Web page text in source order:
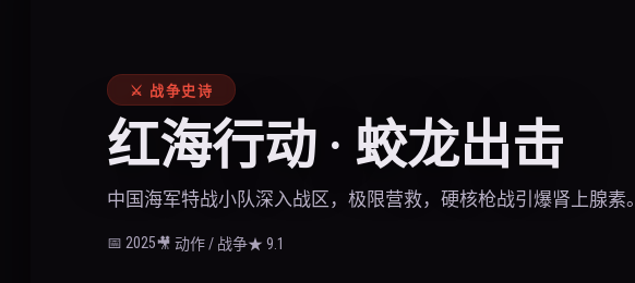
⚔ 战争史诗
红海行动 · 蛟龙出击
中国海军特战小队深入战区，极限营救，硬核枪战引爆肾上腺素。
📅 2025🎥 动作 / 战争★ 9.1